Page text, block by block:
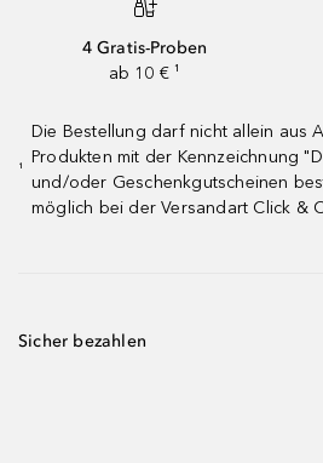
4 Gratis-Proben
ab 10 € ¹
¹
Die Bestellung darf nicht allein aus
Produkten mit der Kennzeichnung
und/oder Geschenkgutscheinen
möglich bei der Versandart Click &
Sicher bezahlen